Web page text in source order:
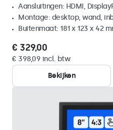
Aansluitingen: HDMI,
Montage: desktop, wand,
Buitenmaat: 181 x 123 x 42
€ 329,00
€ 398,09 incl. btw
Bekijken